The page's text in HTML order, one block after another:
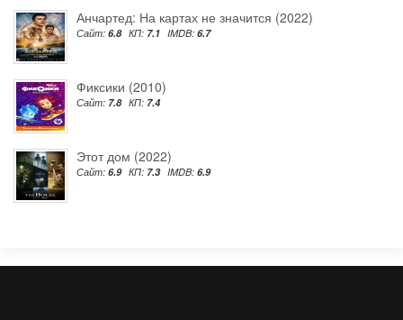
Анчартед: На картах не значится (2022)
Сайт: 6.8 КП: 7.1 IMDB: 6.7
Фиксики (2010)
Сайт: 7.8 КП: 7.4
Этот дом (2022)
Сайт: 6.9 КП: 7.3 IMDB: 6.9